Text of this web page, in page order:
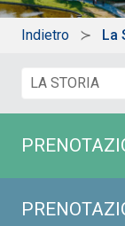
Indietro La